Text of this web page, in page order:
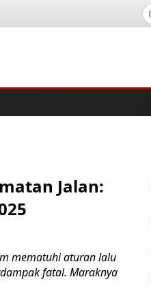
Jalan:
mematuhi aturan lalu
fatal. Maraknya